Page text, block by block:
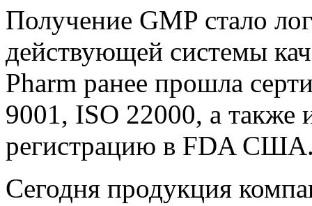
Получение GMP стало
действующей системы
Pharm ранее прошла
9001, ISO 22000, а также
регистрацию в FDA
Сегодня продукция